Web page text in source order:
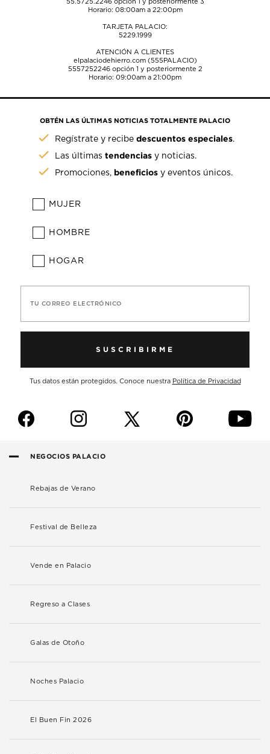
55.5725.2246opción 1 y posteriormente 3
Horario: 08:00am a 22:00pm
TARJETA PALACIO:
5229.1999
ATENCIÓN A CLIENTES
elpalaciodehierro.com (555PALACIO)
5557252246opción 1 y posteriormente 2
Horario: 09:00am a 21:00pm
OBTÉN LAS ÚLTIMAS NOTICIAS TOTALMENTE PALACIO
Regístrate y recibedescuentos especiales.
Las últimastendencias y noticias.
Promociones, beneficios y eventos únicos.
MUJER
HOMBRE
HOGAR
TU CORREO ELECTRÓNICO
SUSCRIBIRME
Tus datos están protegidos. Conoce nuestra Política de Privacidad
f i p y
NEGOCIOS PALACIO
Rebajas de Verano
Festival de Belleza
Vende en Palacio
Regreso a Clases
Galas de Otoño
Noches Palacio
El Buen Fin 2026